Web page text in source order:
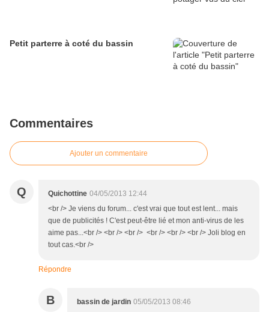
Petit parterre à coté du bassin
Commentaires
Ajouter un commentaire
Q Quichottine 04/05/2013 12:44
<br /> Je viens du forum... c'est vrai que tout est lent... mais
que de publicités ! C'est peut-être lié et mon anti-virus de les
aime pas...<br /> <br /> <br /> <br /> <br /> <br /> Joli blog en
tout cas.<br />
Répondre
B bassin de jardin 05/05/2013 08:46